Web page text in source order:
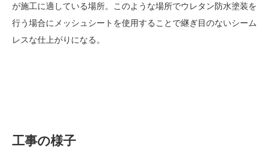
が施工に適している場所。このような場所でウレタン防水塗装を
行う場合にメッシュシートを使用することで継ぎ目のないシーム
レスな仕上がりになる。
工事の様子